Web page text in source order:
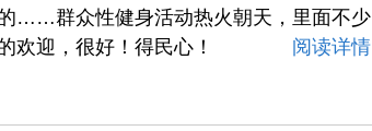
……群众性健身活动热火朝天，里面不少
欢迎，很好！得民心！
阅读详情